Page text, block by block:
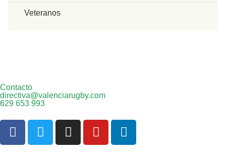
Veteranos
Contacto
directiva@valenciarugby.com
629 653 993